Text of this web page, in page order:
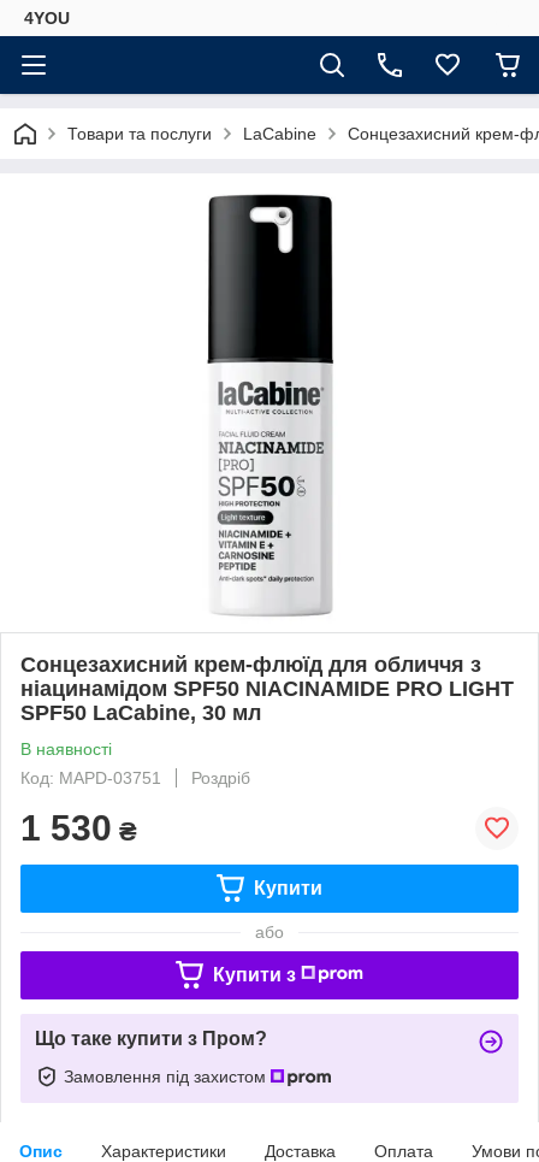
4YOU
Товари та послуги LaCabine Сонцезахисний крем-
Сонцезахисний крем-флюїд для обличчя з
ніацинамідом SPF50 NIACINAMIDE PRO LIGHT
SPF50 LaCabine, 30 мл
В наявності
Код: MAPD-03751
Роздріб
1 530 ₴
Купити
або
Купити з
Що таке купити з Пром?
Замовлення під захистом
Опис Характеристики Доставка Оплата Умови